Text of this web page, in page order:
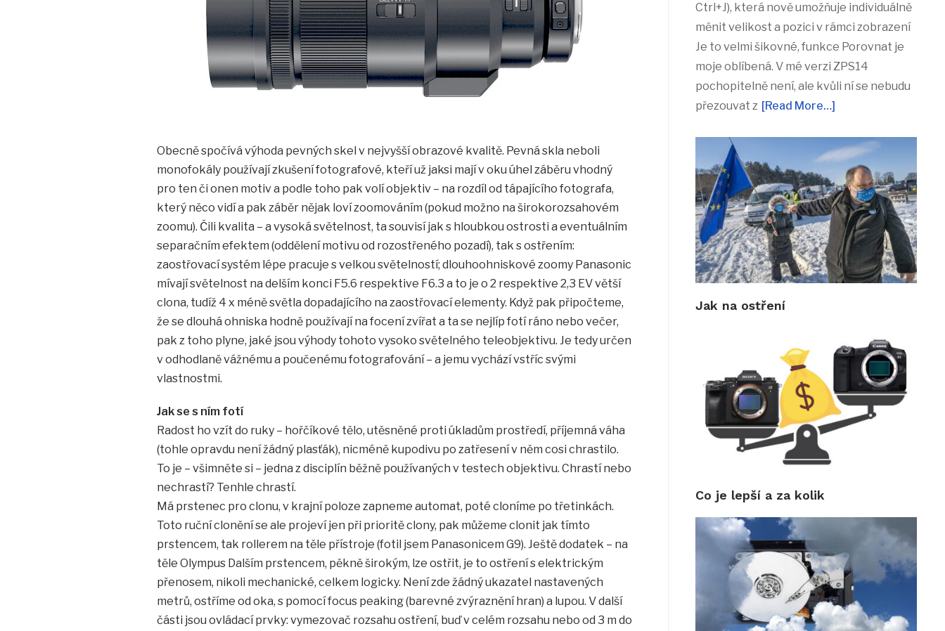
Obecně spočívá výhoda pevných skel v nejvyšší obrazové kvalitě. Pevná skla neboli
monofokály používají zkušení fotografové, kteří už jaksi mají v oku úhel záběru vhodný
pro ten či onen motiv a podle toho pak volí objektiv – na rozdíl od tápajícího fotografa,
který něco vidí a pak záběr nějak loví zoomováním (pokud možno na širokorozsahovém
zoomu). Čili kvalita – a vysoká světelnost, ta souvisí jak s hloubkou ostrosti a eventuálním
separačním efektem (oddělení motivu od rozostřeného pozadí), tak s ostřením:
zaostřovací systém lépe pracuje s velkou světelností; dlouhoohniskové zoomy Panasonic
mívají světelnost na delším konci F5.6 respektive F6.3 a to je o 2 respektive 2,3 EV větší
clona, tudíž 4 x méně světla dopadajícího na zaostřovací elementy. Když pak připočteme,
že se dlouhá ohniska hodně používají na focení zvířat a ta se nejlíp fotí ráno nebo večer,
pak z toho plyne, jaké jsou výhody tohoto vysoko světelného teleobjektivu. Je tedy určen
v odhodlaně vážnému a poučenému fotografování – a jemu vychází vstříc svými
vlastnostmi.
Jak se s ním fotí
Radost ho vzít do ruky – hořčíkové tělo, utěsněné proti úkladům prostředí, příjemná váha
(tohle opravdu není žádný plasťák), nicméně kupodivu po zatřesení v něm cosi chrastilo.
To je – všimněte si – jedna z disciplín běžně používaných v testech objektivu. Chrastí nebo
nechrastí? Tenhle chrastí.
Má prstenec pro clonu, v krajní poloze zapneme automat, poté cloníme po třetinkách.
Toto ruční clonění se ale projeví jen při prioritě clony, pak můžeme clonit jak tímto
prstencem, tak rollerem na těle přístroje (fotil jsem Panasonicem G9). Ještě dodatek – na
těle Olympus Dalším prstencem, pěkně širokým, lze ostřit, je to ostření s elektrickým
přenosem, nikoli mechanické, celkem logicky. Není zde žádný ukazatel nastavených
metrů, ostříme od oka, s pomocí focus peaking (barevné zvýraznění hran) a lupou. V další
části jsou ovládací prvky: vymezovač rozsahu ostření, buď v celém rozsahu nebo od 3 m do
Ctrl+J), která nově umožňuje individuálně
měnit velikost a pozici v rámci zobrazení
Je to velmi šikovné, funkce Porovnat je
moje oblíbená. V mé verzi ZPS14
pochopitelně není, ale kvůli ní se nebudu
přezouvat z [Read More…]
Jak na ostření
Co je lepší a za kolik